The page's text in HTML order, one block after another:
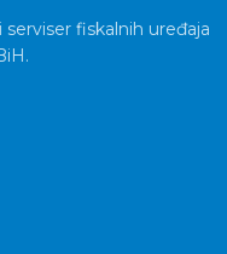
serviser fiskalnih uređaja